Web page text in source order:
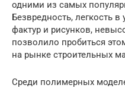
одними из самых
Безвредность, легкость
фактур и рисунков,
позволило пробиться
на рынке строительных
Среди полимерных